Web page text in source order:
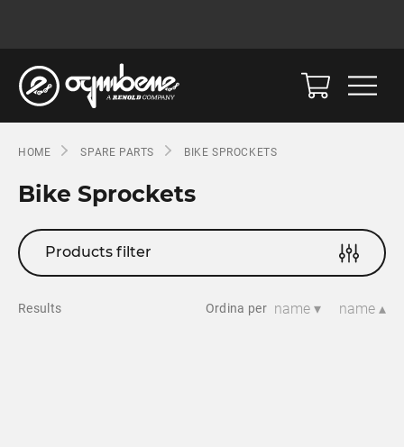
HOME SPARE PARTS BIKE SPROCKETS
Bike Sprockets
Products filter
Results Ordina per name ▾ name ▴